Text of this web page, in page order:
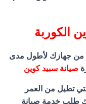
الكوربة
من جهازك لأطول مدى
صيانة سبيد كوين
تطيل من العمر
طلب خدمة صيانة